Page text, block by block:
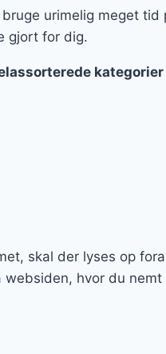
urimelig meget
gjort for dig.
kategorier
skal der lyses op
hvor du